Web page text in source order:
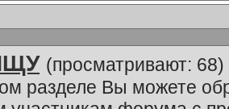
(просматривают: 68)
разделе Вы можете